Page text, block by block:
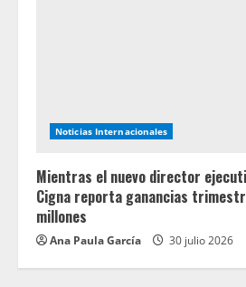
Noticias Internacionales
Mientras el nuevo director
Cigna reporta ganancias
millones
Ana Paula García 30 julio 2026